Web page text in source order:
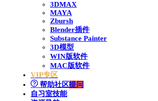
3DMAX
MAYA
Zbursh
Blender插件
Substance Painter
3D模型
WIN版软件
MAC版软件
VIP专区
帮助社区提问
自习室技能